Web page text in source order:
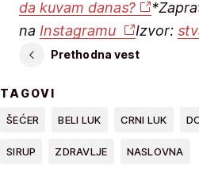
da kuvam danas?
na Instagramu Izvor:
Prethodna vest
TAGOVI
ŠEĆER BELI LUK CRNI LUK
SIRUP ZDRAVLJE NASLOVNA